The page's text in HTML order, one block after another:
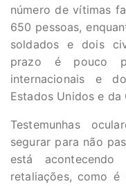
número de vítimas
650 pessoas,
soldados e dois
prazo é pouco
internacionais e
Estados Unidos e da
Testemunhas
segurar para não
está
retaliações, como